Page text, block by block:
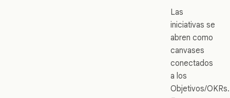
Las
iniciativas se
abren como
canvases
conectados
a los
Objetivos/OKRs.